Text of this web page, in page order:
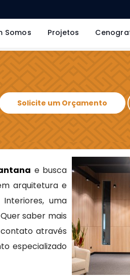
Somos Projetos
Solicite um Orçamento
e busca
arquitetura e
uma
saber mais
através
especializado